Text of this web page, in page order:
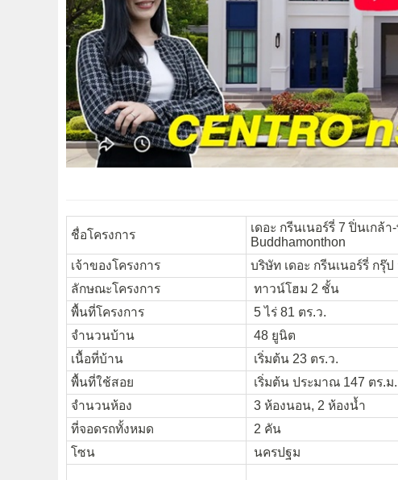
ชื่อโครงการ
เดอะ กรีนเนอร์รี่ 7 ปิ่นเก
Buddhamonthon
เจ้าของโครงการ
บริษัท เดอะ กรีนเนอร์รี่ กรุ๊ป
ลักษณะโครงการ
ทาวน์โฮม 2 ชั้น
พื้นที่โครงการ
5 ไร่ 81 ตร.ว.
จำนวนบ้าน
48 ยูนิต
เนื้อที่บ้าน
เริ่มต้น 23 ตร.ว.
พื้นที่ใช้สอย
เริ่มต้น ประมาณ 147 ตร.ม.
จำนวนห้อง
3 ห้องนอน, 2 ห้องน้ำ
ที่จอดรถทั้งหมด
2 คัน
โซน
นครปฐม